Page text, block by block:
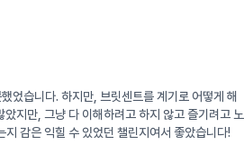
었습니다. 하지만, 브릿센트를 계기로 어떻게 해
지만, 그냥 다 이해하려고 하지 않고 즐기려고 노
감은 익힐 수 있었던 챌린지여서 좋았습니다!